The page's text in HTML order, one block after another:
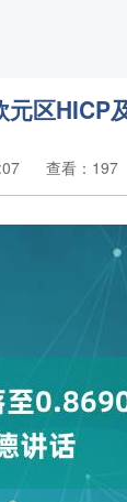
区HICP
查看：197